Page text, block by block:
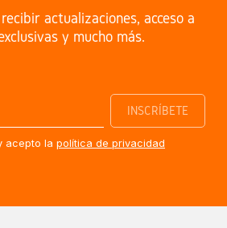
actualizaciones, acceso a
y mucho más.
acepto la política de privacidad